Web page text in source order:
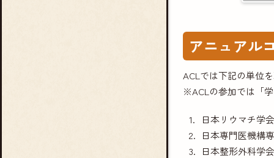
アニュアル
ACLでは下記の単位
※ACLの参加では「
日本リウマチ学
日本専門医機構
日本整形外科学